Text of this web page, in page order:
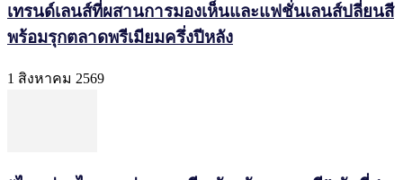
เทรนด์เลนส์ที่ผสานการมองเห็นและแฟชั่นเลนส์ปลี่ยนสี
พร้อมรุกตลาดพรีเมียมครึ่งปีหลัง
1 สิงหาคม 2569